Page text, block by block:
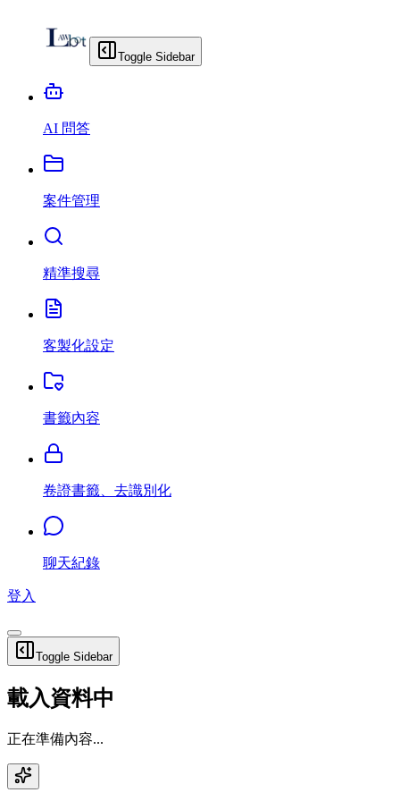
Toggle Sidebar
AI 問答
案件管理
精準搜尋
客製化設定
書籤內容
卷證書籤、去識別化
聊天紀錄
登入
Toggle Sidebar
載入資料中
正在準備內容...